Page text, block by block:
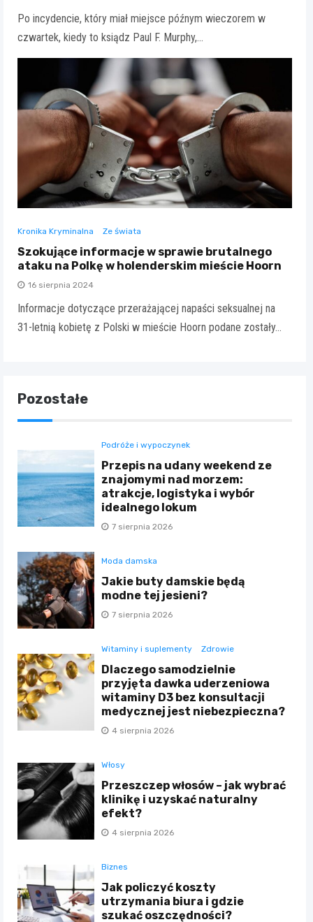
Po incydencie, który miał miejsce późnym wieczorem w
czwartek, kiedy to ksiądz Paul F. Murphy,…
Kronika Kryminalna Ze świata
Szokujące informacje w sprawie brutalnego
ataku na Polkę w holenderskim mieście Hoorn
16 sierpnia 2024
Informacje dotyczące przerażającej napaści seksualnej na
31-letnią kobietę z Polski w mieście Hoorn podane zostały…
Pozostałe
Podróże i wypoczynek
Przepis na udany weekend ze
znajomymi nad morzem:
atrakcje, logistyka i wybór
idealnego lokum
7 sierpnia 2026
Moda damska
Jakie buty damskie będą
modne tej jesieni?
7 sierpnia 2026
Witaminy i suplementy Zdrowie
Dlaczego samodzielnie
przyjęta dawka uderzeniowa
witaminy D3 bez konsultacji
medycznej jest niebezpieczna?
4 sierpnia 2026
Włosy
Przeszczep włosów – jak wybrać
klinikę i uzyskać naturalny
efekt?
4 sierpnia 2026
Biznes
Jak policzyć koszty
utrzymania biura i gdzie
szukać oszczędności?